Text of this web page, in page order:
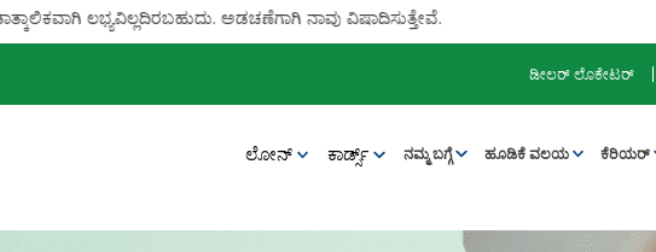
ಲಭ್ಯವಿಲ್ಲದಿರಬಹುದು. ಅಡಚಣೆಗಾಗಿ ನಾವು ವಿಷಾದಿಸುತ್ತೇವೆ.
ಡೀಲರ್ ಲೊಕೇಟರ್
ಲೋನ್‌ ಕಾರ್ಡ್ಸ್ ನಮ್ಮ ಬಗ್ಗೆ ಹೂಡಿಕೆ ವಲಯ ಕೆರಿಯರ್